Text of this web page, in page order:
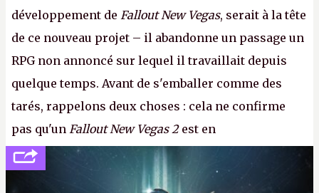
développement de Fallout New Vegas, serait à la tête
de ce nouveau projet – il abandonne un passage un
RPG non annoncé sur lequel il travaillait depuis
quelque temps. Avant de s'emballer comme des
tarés, rappelons deux choses : cela ne confirme
pas qu'un Fallout New Vegas 2est en
développement (pour ce que l'on sait, ils bossent
peut-être sur
Fallout Football ou
Fallout vs. Les